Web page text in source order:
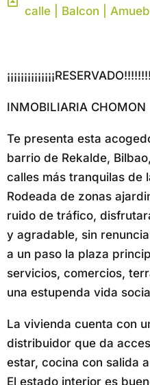
calle | Balcon |
INMOBILIARIA CHOMON
Te presenta esta
barrio de Rekalde,
calles más tranquilas de
Rodeada de zonas
ruido de tráfico,
y agradable, sin
a un paso la plaza
servicios, comercios,
una estupenda vida
La vivienda cuenta con
distribuidor que da
estar, cocina con salida
El estado interior es